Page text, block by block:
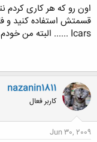
اون رو که هر کاری کردم
Icars ...... البته من خودم هنوز این روش رو امتحان نکردم.
nazanin1811
کاربر فعال
Jun 30, 2009